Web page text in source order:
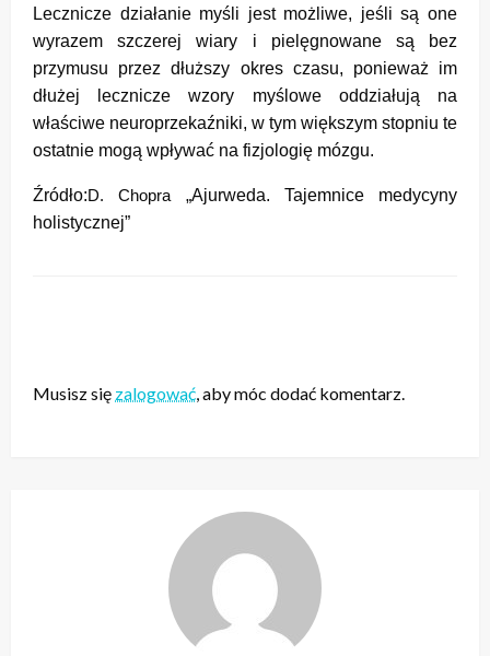
Lecznicze działanie myśli jest możliwe, jeśli są one
wyrazem szczerej wiary i pielęgnowane są bez
przymusu przez dłuższy okres czasu, ponieważ im
dłużej lecznicze wzory myślowe oddziałują na
właściwe neuroprzekaźniki, w tym większym stopniu te
ostatnie mogą wpływać na fizjologię mózgu.
Źródło:D. Chopra „Ajurweda. Tajemnice medycyny
holistycznej”
Musisz się zalogować , aby móc dodać komentarz.